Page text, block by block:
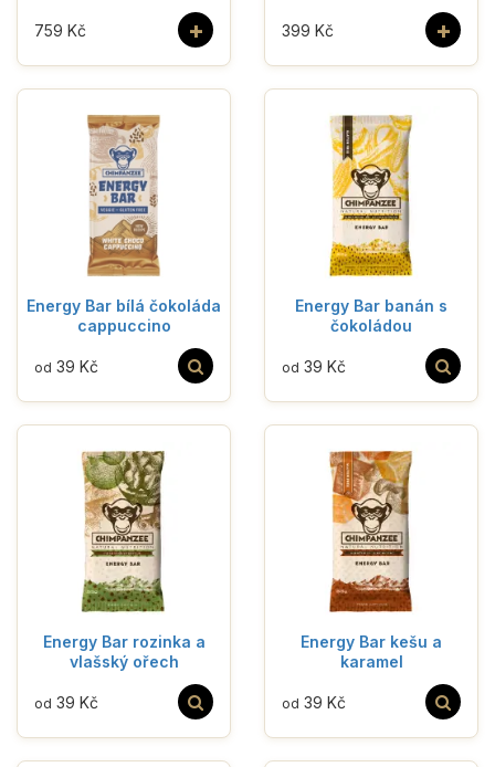
+
759 Kč +
399 Kč
Energy Bar bílá čokoláda
cappuccino
od 39 Kč
Energy Bar banán s
čokoládou
od 39 Kč
Energy Bar rozinka a
vlašský ořech
od 39 Kč
Energy Bar kešu a
karamel
od 39 Kč